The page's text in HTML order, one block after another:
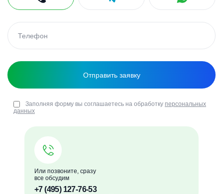
Или позвоните, сразу
все обсудим
+7 (495) 127-76-53
Заполняя форму вы соглашаетесь на обработку персональных
данных